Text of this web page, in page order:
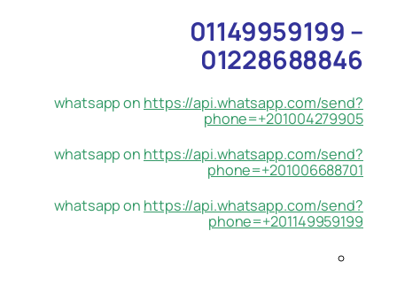
01149959199 –
01228688846
whatsapp on https://api.whatsapp.com/send?
phone=+201004279905
whatsapp on https://api.whatsapp.com/send?
phone=+201006688701
whatsapp on https://api.whatsapp.com/send?
phone=+201149959199